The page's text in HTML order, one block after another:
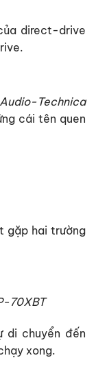
direct-drive
Audio-Technica
cái tên quen
gặp hai trường
70XBT
di chuyển đến
xong.